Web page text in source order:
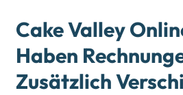
Cake Valley
Haben
Zusätzlich